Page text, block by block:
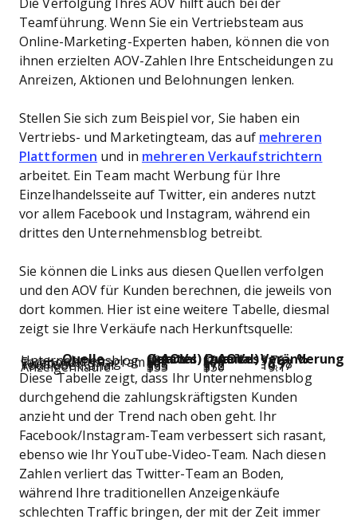
Die Verfolgung Ihres AOV hilft auch bei der
Teamführung. Wenn Sie ein Vertriebsteam aus
Online-Marketing-Experten haben, können die von
ihnen erzielten AOV-Zahlen Ihre Entscheidungen zu
Anreizen, Aktionen und Belohnungen lenken.
Stellen Sie sich zum Beispiel vor, Sie haben ein
Vertriebs- und Marketingteam, das auf mehreren
Plattformen und in mehreren Verkaufstrichtern
arbeitet. Ein Team macht Werbung für Ihre
Einzelhandelsseite auf Twitter, ein anderes nutzt
vor allem Facebook und Instagram, während ein
drittes den Unternehmensblog betreibt.
Sie können die Links aus diesen Quellen verfolgen
und den AOV für Kunden berechnen, die jeweils von
dort kommen. Hier ist eine weitere Tabelle, diesmal
zeigt sie Ihre Verkäufe nach Herkunftsquelle:
Quelle AOV (erstes Quartal)AOV (zweites Quartal)% Veränderung
Unternehmensblog $82 $90 9.76
Facebook/Instagram$67 $76 13.4
Twitter $78 $71 - 8.98
YouTube-Kanal $65 $72 10.77
Anzeigenkäufe $55 $50
- 9.1
Diese Tabelle zeigt, dass Ihr Unternehmensblog
durchgehend die zahlungskräftigsten Kunden
anzieht und der Trend nach oben geht. Ihr
Facebook/Instagram-Team verbessert sich rasant,
ebenso wie Ihr YouTube-Video-Team. Nach diesen
Zahlen verliert das Twitter-Team an Boden,
während Ihre traditionellen Anzeigenkäufe
schlechten Traffic bringen, der mit der Zeit immer